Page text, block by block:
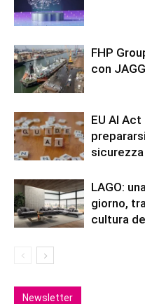
FHP
con
EU AI
LAGO:
giorno,
cultura
Newsletter